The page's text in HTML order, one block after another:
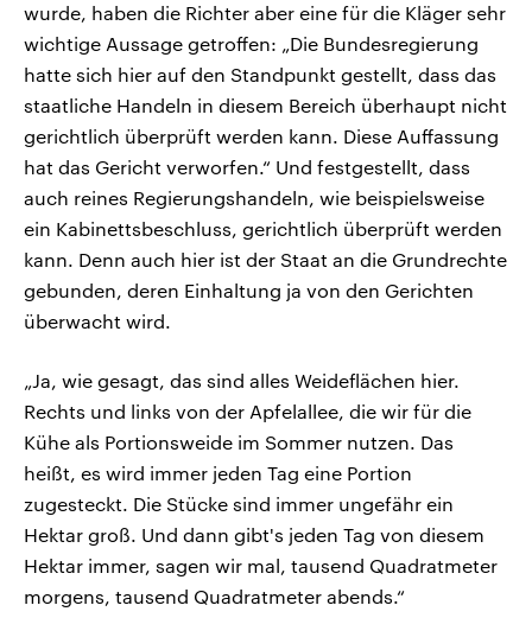
wurde, haben die Richter aber eine für die Kläger sehr
wichtige Aussage getroffen: „Die Bundesregierung
hatte sich hier auf den Standpunkt gestellt, dass das
staatliche Handeln in diesem Bereich überhaupt nicht
gerichtlich überprüft werden kann. Diese Auffassung
hat das Gericht verworfen.“ Und festgestellt, dass
auch reines Regierungshandeln, wie beispielsweise
ein Kabinettsbeschluss, gerichtlich überprüft werden
kann. Denn auch hier ist der Staat an die Grundrechte
gebunden, deren Einhaltung ja von den Gerichten
überwacht wird.
„Ja, wie gesagt, das sind alles Weideflächen hier.
Rechts und links von der Apfelallee, die wir für die
Kühe als Portionsweide im Sommer nutzen. Das
heißt, es wird immer jeden Tag eine Portion
zugesteckt. Die Stücke sind immer ungefähr ein
Hektar groß. Und dann gibt's jeden Tag von diesem
Hektar immer, sagen wir mal, tausend Quadratmeter
morgens, tausend Quadratmeter abends.“